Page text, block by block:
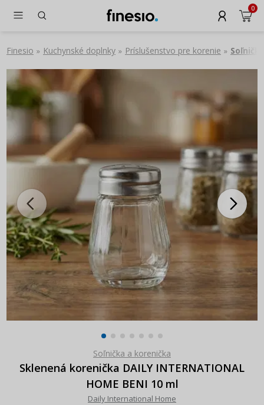
0
Finesio » Kuchynské doplnky » Príslušenstvo pre korenie »
Soľnička a korenička
Sklenená korenička DAILY INTERNATIONAL
HOME BENI 10 ml
Daily International Home